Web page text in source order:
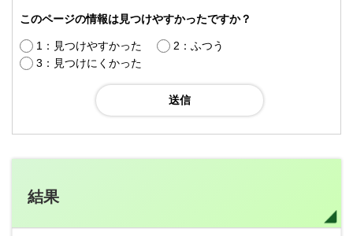
このページの情報は見つけやすかったですか？
1：見つけやすかった
2：ふつう
3：見つけにくかった
結果